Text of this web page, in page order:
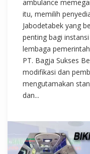
ambulance
itu, memilih
Jabodetabek yang
penting bagi
lembaga
PT. Bagja Sukses
modifikasi dan
mengutamakan
dan...